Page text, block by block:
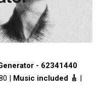
- 62341440
| Music included 🎸 |